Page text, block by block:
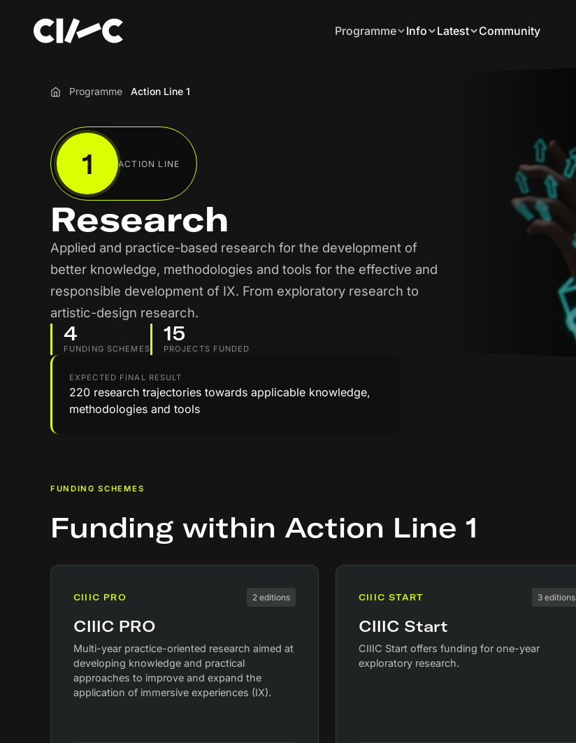
Programme Info Latest Community
Home
Programme Action Line 1
1 ACTION LINE
Research
Applied and practice-based research for the development of
better knowledge, methodologies and tools for the effective and
responsible development of IX. From exploratory research to
artistic-design research.
4
FUNDING SCHEMES
15
PROJECTS FUNDED
EXPECTED FINAL RESULT
220 research trajectories towards applicable knowledge,
methodologies and tools
FUNDING SCHEMES
Funding within Action Line 1
CIIIC PRO 2 editions
CIIIC PRO
Multi-year practice-oriented research aimed at
developing knowledge and practical
approaches to improve and expand the
application of immersive experiences (IX).
CIIIC START 3 editions
CIIIC Start
CIIIC Start offers funding for one-year
exploratory research.